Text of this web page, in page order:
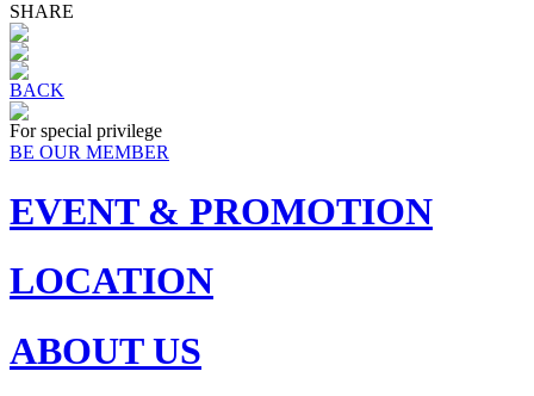
SHARE
BACK
For special privilege
BE OUR MEMBER
EVENT & PROMOTION
LOCATION
ABOUT US